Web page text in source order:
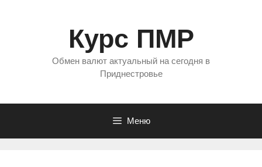
Курс ПМР
Обмен валют актуальный на сегодня в
Приднестровье
Меню